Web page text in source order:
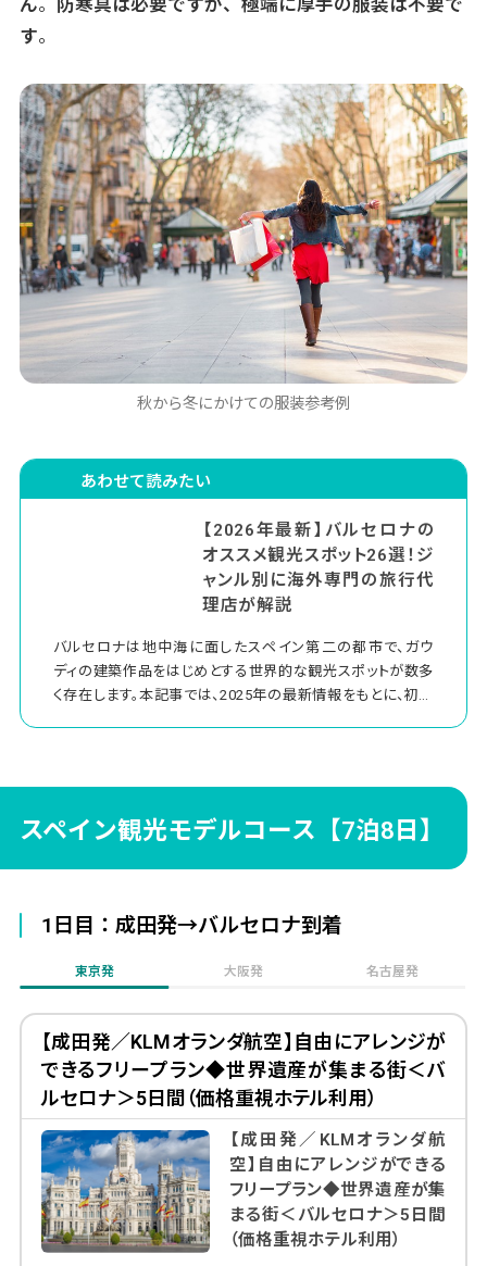
す。
秋から冬にかけての服装参考例
あわせて読みたい
【2026年最新】バルセロナの
オススメ観光スポット26選！ジ
ャンル別に海外専門の旅行代
理店が解説
バルセロナは地中海に面したスペイン第二の都市で、ガウ
ディの建築作品をはじめとする世界的な観光スポットが数多
く存在します。本記事では、2025年の最新情報をもとに、初め
いきます。
スペイン観光モデルコース【7泊8日】
1日目：成田発→バルセロナ到着
東京発 大阪発 名古屋発
【成田発／KLMオランダ航空】自由にアレンジが
できるフリープラン◆世界遺産が集まる街＜バ
ルセロナ＞5日間（価格重視ホテル利用）
【成田発／KLMオランダ航
空】自由にアレンジができる
フリープラン◆世界遺産が集
まる街＜バルセロナ＞5日間
（価格重視ホテル利用）